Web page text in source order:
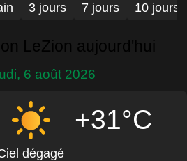
3 jours 7 jours 10 jours
LeZion aujourd'hui
6 août 2026
+31°C
dégagé